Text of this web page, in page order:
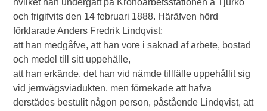
hvilket han undergått på Kronoarbetsstationen å Tjurkö
och frigifvits den 14 februari 1888. Häräfven hörd
förklarade Anders Fredrik Lindqvist:
att han medgåfve, att han vore i saknad af arbete, bostad
och medel till sitt uppehälle,
att han erkände, det han vid nämde tillfälle uppehållit sig
vid jernvägsviadukten, men förnekade att hafva
derstädes bestulit någon person, påstående Lindqvist, att